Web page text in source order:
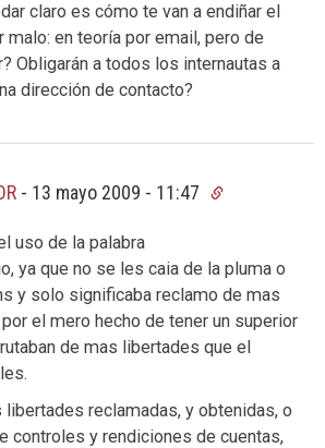
claro es cómo te van a endiñar el
en teoría por email, pero de
Obligarán a todos los internautas a
dirección de contacto?
- 13 mayo 2009 - 11:47
uso de la palabra
ya que no se les caia de la pluma o
y solo significaba reclamo de mas
el mero hecho de tener un superior
de mas libertades que el
libertades reclamadas, y obtenidas, o
controles y rendiciones de cuentas,